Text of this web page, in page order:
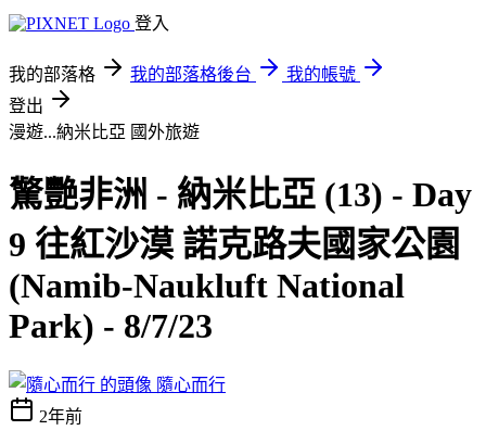
登入
我的部落格 我的部落格後台
我的帳號
登出
漫遊...納米比亞 國外旅遊
驚艷非洲 - 納米比亞 (13) - Day
9 往紅沙漠 諾克路夫國家公園
(Namib-Naukluft National
Park) - 8/7/23
隨心而行
2年前